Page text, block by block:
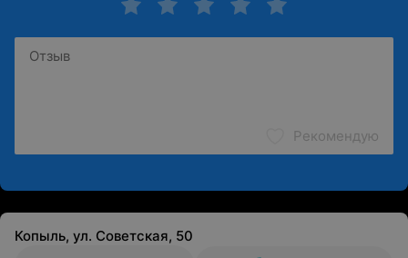
Рекомендую
Копыль, ул. Советская, 50